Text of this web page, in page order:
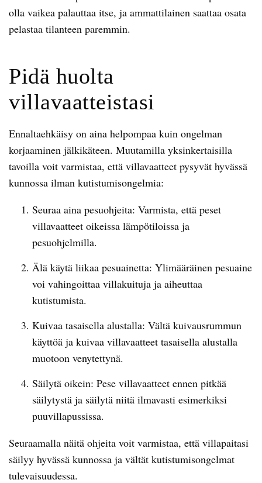
olla vaikea palauttaa itse, ja ammattilainen saattaa osata
pelastaa tilanteen paremmin.
Pidä huolta
villavaatteistasi
Ennaltaehkäisy on aina helpompaa kuin ongelman
korjaaminen jälkikäteen. Muutamilla yksinkertaisilla
tavoilla voit varmistaa, että villavaatteet pysyvät hyvässä
kunnossa ilman kutistumisongelmia:
Seuraa aina pesuohjeita: Varmista, että peset
villavaatteet oikeissa lämpötiloissa ja
pesuohjelmilla.
Älä käytä liikaa pesuainetta: Ylimääräinen pesuaine
voi vahingoittaa villakuituja ja aiheuttaa
kutistumista.
Kuivaa tasaisella alustalla: Vältä kuivausrummun
käyttöä ja kuivaa villavaatteet tasaisella alustalla
muotoon venytettynä.
Säilytä oikein: Pese villavaatteet ennen pitkää
säilytystä ja säilytä niitä ilmavasti esimerkiksi
puuvillapussissa.
Seuraamalla näitä ohjeita voit varmistaa, että villapaitasi
säilyy hyvässä kunnossa ja vältät kutistumisongelmat
tulevaisuudessa.